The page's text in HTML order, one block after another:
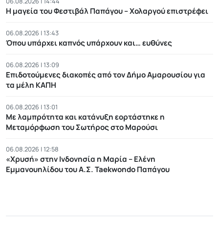
Η μαγεία του Φεστιβάλ Παπάγου – Χολαργού επιστρέφει
06.08.2026 | 13:43
Όπου υπάρχει καπνός υπάρχουν και… ευθύνες
06.08.2026 | 13:09
Επιδοτούμενες διακοπές από τον Δήμο Αμαρουσίου για
τα μέλη ΚΑΠΗ
06.08.2026 | 13:01
Με λαμπρότητα και κατάνυξη εορτάστηκε η
Μεταμόρφωση του Σωτήρος στο Μαρούσι
06.08.2026 | 12:58
«Χρυσή» στην Ινδονησία η Μαρία – Ελένη
Εμμανουηλίδου του Α.Σ. Taekwondo Παπάγου